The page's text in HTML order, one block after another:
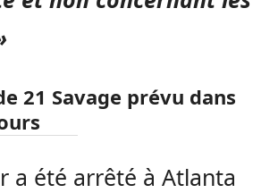
21 Savage prévu dans
a été arrêté à Atlanta